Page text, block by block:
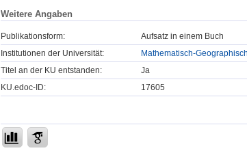
Weitere Angaben
Publikationsform:
Aufsatz in einem Buch
Institutionen der Universität:
Mathematisch-
Titel an der KU entstanden:
Ja
KU.edoc-ID:
17605